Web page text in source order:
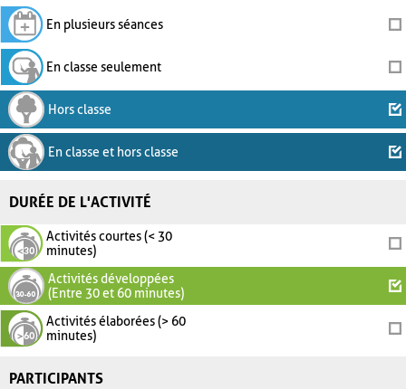
En plusieurs séances
En classe seulement
Hors classe
En classe et hors classe
DURÉE DE L'ACTIVITÉ
Activités courtes (< 30
minutes)
Activités développées
(Entre 30 et 60 minutes)
Activités élaborées (> 60
minutes)
PARTICIPANTS